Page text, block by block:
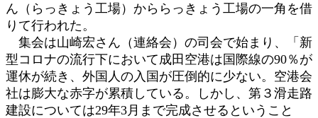
ん（らっきょう工場）かららっきょう工場の一角を借
りて行われた。
集会は山崎宏さん（連絡会）の司会で始まり、「新
型コロナの流行下において成田空港は国際線の90％が
運休が続き、外国人の入国が圧倒的に少ない。空港会
社は膨大な赤字が累積している。しかし、第３滑走路
建設については29年3月まで完成させるということ